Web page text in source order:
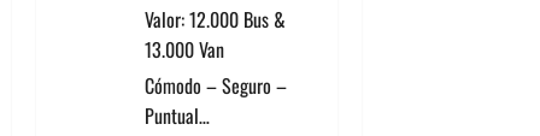
Valor: 12.000 Bus &
13.000 Van
Cómodo – Seguro –
Puntual…